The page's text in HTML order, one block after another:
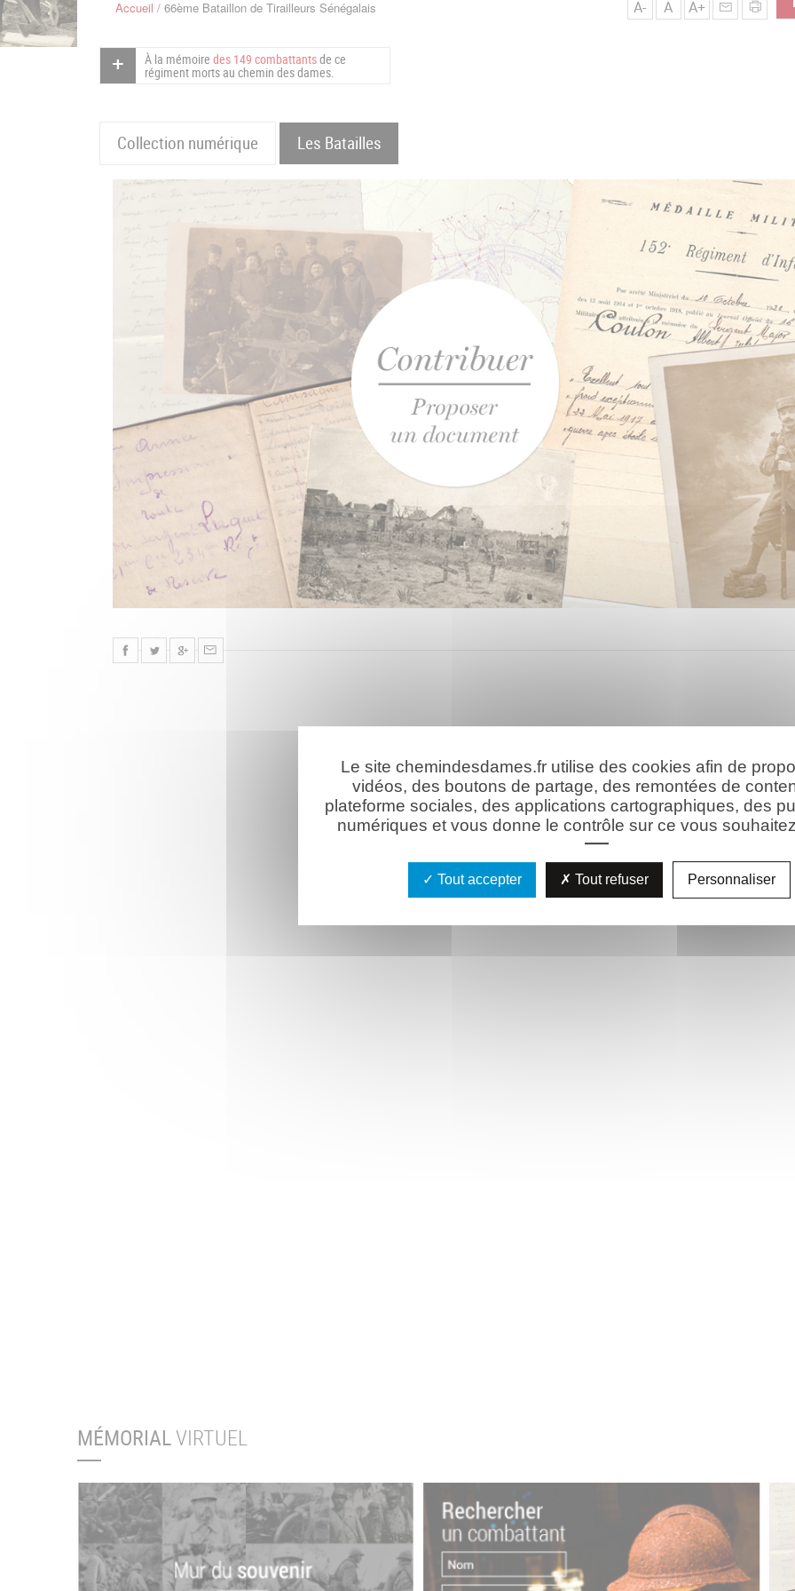
Fil
d'Ariane
Accueil 66ème Bataillon de Tirailleurs Sénégalais A- A A+
À la mémoire des 149 combattantsde ce
régiment morts au chemin des dames.
Collection numérique Les Batailles
MÉMORIALVIRTUEL
Le site chemindesdames.fr utilise des cookies afin de
vidéos, des boutons de partage, des remontées de
plateforme sociales, des applications cartographiques, des
numériques et vous donne le contrôle sur ce vous
Tout accepter Tout refuser Personnaliser